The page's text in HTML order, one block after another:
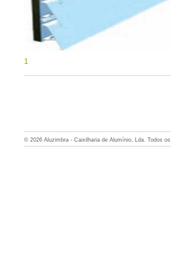
1
© 2026 Aluzimbra - Caixilharia de Alumínio, Lda. Todos